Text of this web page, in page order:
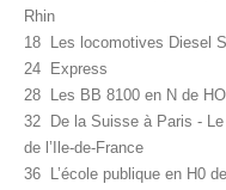
Rhin
18 Les locomotives Diesel
24 Express
28 Les BB 8100 en N de
32 De la Suisse à Paris -
de l’Ile-de-France
36 L’école publique en H0